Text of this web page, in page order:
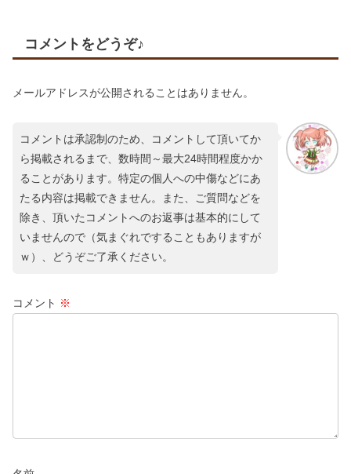
コメントをどうぞ♪
メールアドレスが公開されることはありません。
コメントは承認制のため、コメントして頂いてか
ら掲載されるまで、数時間～最大24時間程度かか
ることがあります。特定の個人への中傷などにあ
たる内容は掲載できません。また、ご質問などを
除き、頂いたコメントへのお返事は基本的にして
いませんので（気まぐれですることもありますが
ｗ）、どうぞご了承ください。
コメント ※